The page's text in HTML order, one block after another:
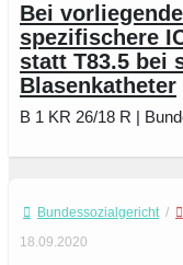
Bei
spezifischere
statt T83.5 bei
Blasenkatheter
B 1 KR 26/18 R |
Bundessozialgericht /
18.09.2020